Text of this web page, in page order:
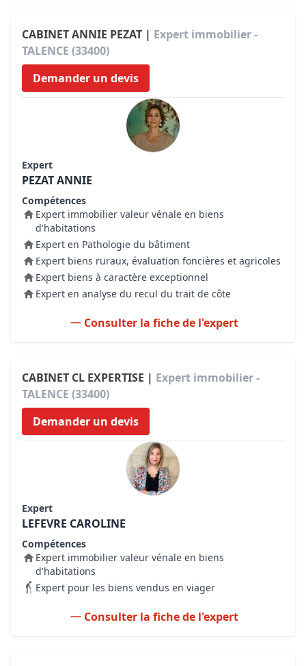
CABINET ANNIE PEZAT | Expert immobilier -
TALENCE (33400)
Demander un devis
Expert
PEZAT ANNIE
Compétences
Expert immobilier valeur vénale en biens
d'habitations
Expert en Pathologie du bâtiment
Expert biens ruraux, évaluation foncières et agricoles
Expert biens à caractère exceptionnel
Expert en analyse du recul du trait de côte
Consulter la fiche de l'expert
CABINET CL EXPERTISE | Expert immobilier -
TALENCE (33400)
Demander un devis
Expert
LEFEVRE CAROLINE
Compétences
Expert immobilier valeur vénale en biens
d'habitations
Expert pour les biens vendus en viager
Consulter la fiche de l'expert